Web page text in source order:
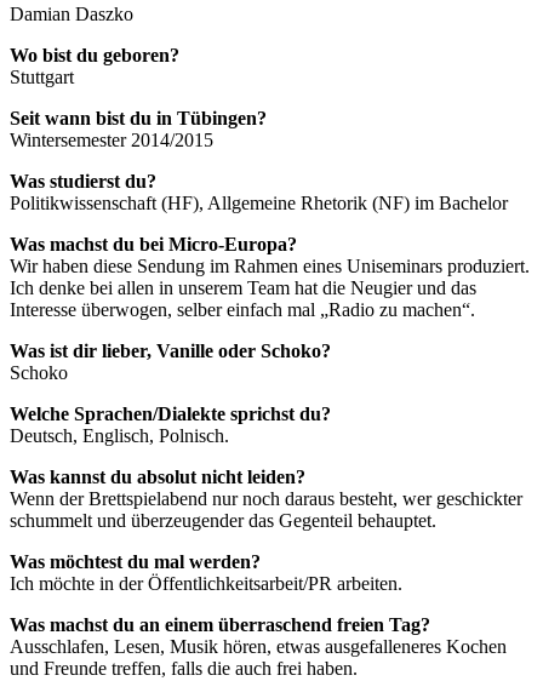
Damian Daszko
Wo bist du geboren?
Stuttgart
Seit wann bist du in Tübingen?
Wintersemester 2014/2015
Was studierst du?
Politikwissenschaft (HF), Allgemeine Rhetorik (NF) im Bachelor
Was machst du bei Micro-Europa?
Wir haben diese Sendung im Rahmen eines Uniseminars produziert.
Ich denke bei allen in unserem Team hat die Neugier und das
Interesse überwogen, selber einfach mal „Radio zu machen“.
Was ist dir lieber, Vanille oder Schoko?
Schoko
Welche Sprachen/Dialekte sprichst du?
Deutsch, Englisch, Polnisch.
Was kannst du absolut nicht leiden?
Wenn der Brettspielabend nur noch daraus besteht, wer geschickter
schummelt und überzeugender das Gegenteil behauptet.
Was möchtest du mal werden?
Ich möchte in der Öffentlichkeitsarbeit/PR arbeiten.
Was machst du an einem überraschend freien Tag?
Ausschlafen, Lesen, Musik hören, etwas ausgefalleneres Kochen
und Freunde treffen, falls die auch frei haben.